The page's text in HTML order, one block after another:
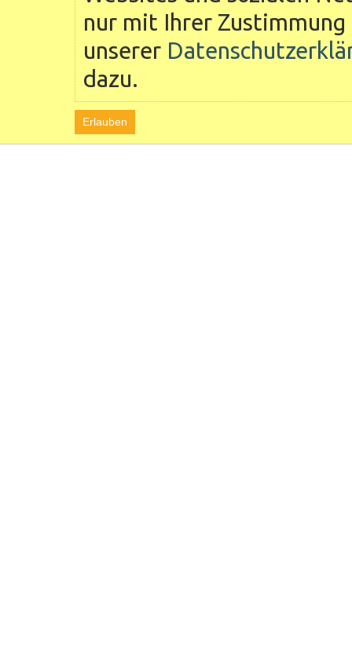
nur mit Ihrer
unserer
dazu.
Erlauben